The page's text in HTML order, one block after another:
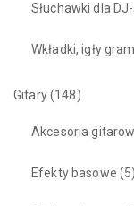
Słuchawki dla
Wkładki, igły
Gitary(148)
Akcesoria
Efekty basowe (5)